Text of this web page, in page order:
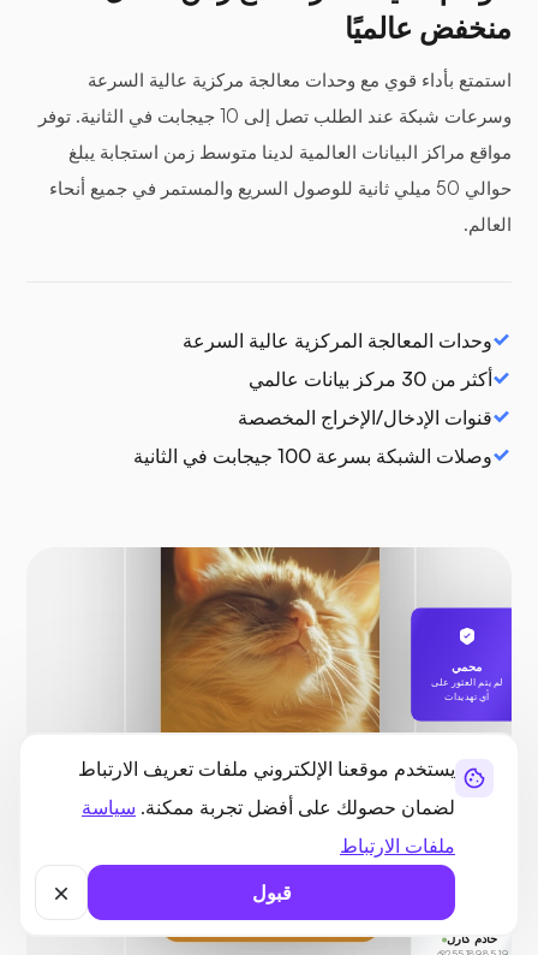
يستخدم موقعنا الإلكتروني ملفات تعريف الارتباط
لضمان حصولك على أفضل تجربة ممكنة. سياسة
ملفات الارتباط
قبول
منخفض عالميًا
استمتع بأداء قوي مع وحدات معالجة مركزية عالية السرعة
وسرعات شبكة عند الطلب تصل إلى 10 جيجابت في الثانية. توفر
مواقع مراكز البيانات العالمية لدينا متوسط زمن استجابة يبلغ
حوالي 50 ميلي ثانية للوصول السريع والمستمر في جميع أنحاء
العالم.
وحدات المعالجة المركزية عالية السرعة
أكثر من 30 مركز بيانات عالمي
قنوات الإدخال/الإخراج المخصصة
وصلات الشبكة بسرعة 100 جيجابت في الثانية
محمي
لم يتم العثور على
أي تهديدات
خادم كارل